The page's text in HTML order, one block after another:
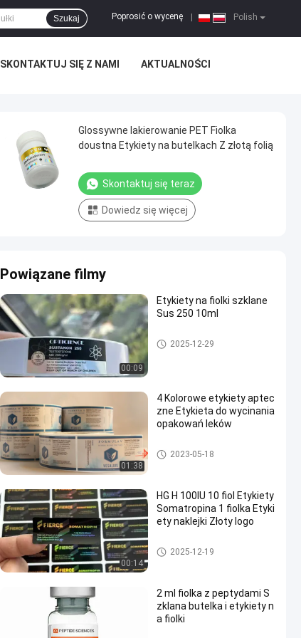
Polish
Poprosić o wycenę
Szukaj
SKONTAKTUJ SIĘ Z NAMI AKTUALNOŚCI
Glossywne lakierowanie PET Fiolka
doustna Etykiety na butelkach Z złotą folią
Skontaktuj się teraz
Dowiedz się więcej
Powiązane filmy
00:09
Etykiety na fiolki szklane
Sus 250 10ml
Niestandardowe etykiety fiolek
2025-12-29
01:38
4 Kolorowe etykiety aptec
zne Etykieta do wycinania
opakowań leków
Niestandardowe etykiety fiolek
2023-05-18
00:14
HG H 100IU 10 fiol Etykiety
Somatropina 1 fiolka Etyki
ety naklejki Złoty logo
Niestandardowe etykiety fiolek
2025-12-19
2 ml fiolka z peptydami S
zklana butelka i etykiety n
a fiolki